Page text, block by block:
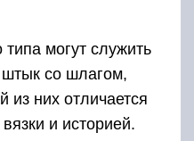
типа могут служить
штык со шлагом,
них отличается
и историей.